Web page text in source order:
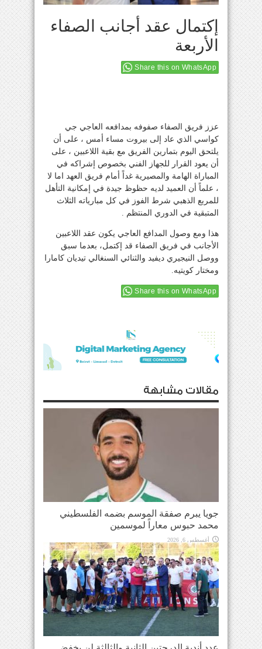
إكتمال عقد أجانب الصفاء
الأربعة
Share this on WhatsApp
عزز فريق الصفاء صفوفه بمدافعه العاجي جي
كواسي الذي عاد إلى بيروت مساء أمس ، على أن
يلتحق اليوم بتمارين الفريق مع بقية اللاعبين ، على
أن يعود القرار للجهاز الفني بخصوص إشراكه في
المباراة الهامة والمصيرية غداً أمام فريق العهد اما لا
، علماً أن العميد لديه حظوظ جيدة في إمكانية التأهل
للمربع الذهبي شرط الفوز في كل مبارياته الثلاث
المتبقية في الدوري المنتظم .
هذا ومع وصول المدافع العاجي يكون عقد اللاعبين
الأجانب في فريق الصفاء قد إكتمل، بعدما سبق
ووصل النيجيري ديفيد والثنائي السنغالي تيديان كامارا
ومختار كويتيه.
Share this on WhatsApp
مقالات مشابهة
جويا يبرم صفقة الموسم بضمه الفلسطيني
محمد حبوس معاراً لموسمين
أغسطس 6, 2026